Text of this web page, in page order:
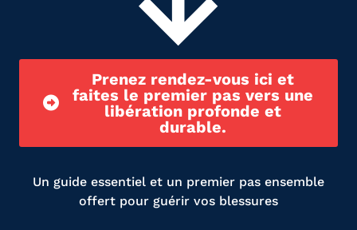
Prenez rendez-vous ici et
faites le premier pas vers une
libération profonde et
durable.
Un guide essentiel et un premier pas ensemble
offert pour guérir vos blessures